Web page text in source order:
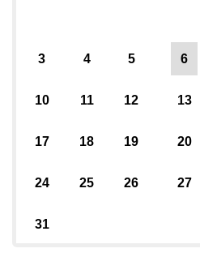
3 4 5 6
10 11 12 13
17 18 19 20
24 25 26 27
31